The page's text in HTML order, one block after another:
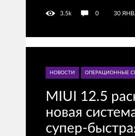
3.5k 0 30
НОВОСТИ ОПЕРАЦИОННЫЕ
MIUI 12.5
новая
супер-